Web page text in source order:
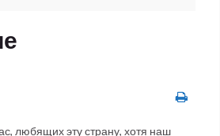
любящих эту страну, хотя наш